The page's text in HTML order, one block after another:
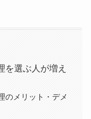
を選ぶ人が増え
のメリット・デメ